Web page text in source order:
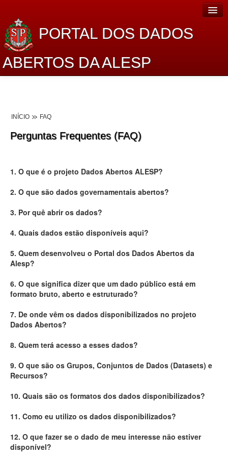
PORTAL DOS DADOS
ABERTOS DA ALESP
Lei de Acesso à Informação
Administração
Legislação
Perguntas frequentes
Contato
INÍCIO FAQ
Perguntas Frequentes (FAQ)
1. O que é o projeto Dados Abertos ALESP?
2. O que são dados governamentais abertos?
3. Por quê abrir os dados?
4. Quais dados estão disponíveis aqui?
5. Quem desenvolveu o Portal dos Dados Abertos da
Alesp?
6. O que significa dizer que um dado público está em
formato bruto, aberto e estruturado?
7. De onde vêm os dados disponibilizados no projeto
Dados Abertos?
8. Quem terá acesso a esses dados?
9. O que são os Grupos, Conjuntos de Dados (Datasets) e
Recursos?
10. Quais são os formatos dos dados disponibilizados?
11. Como eu utilizo os dados disponibilizados?
12. O que fazer se o dado de meu interesse não estiver
disponível?